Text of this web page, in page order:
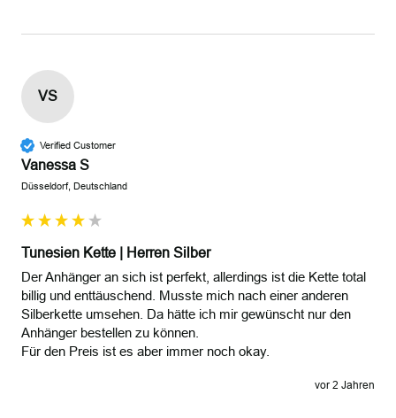
VS
Verified Customer
Vanessa S
Düsseldorf, Deutschland
Tunesien Kette | Herren Silber
Der Anhänger an sich ist perfekt, allerdings ist die Kette total
billig und enttäuschend. Musste mich nach einer anderen
Silberkette umsehen. Da hätte ich mir gewünscht nur den
Anhänger bestellen zu können.
Für den Preis ist es aber immer noch okay.
vor 2 Jahren